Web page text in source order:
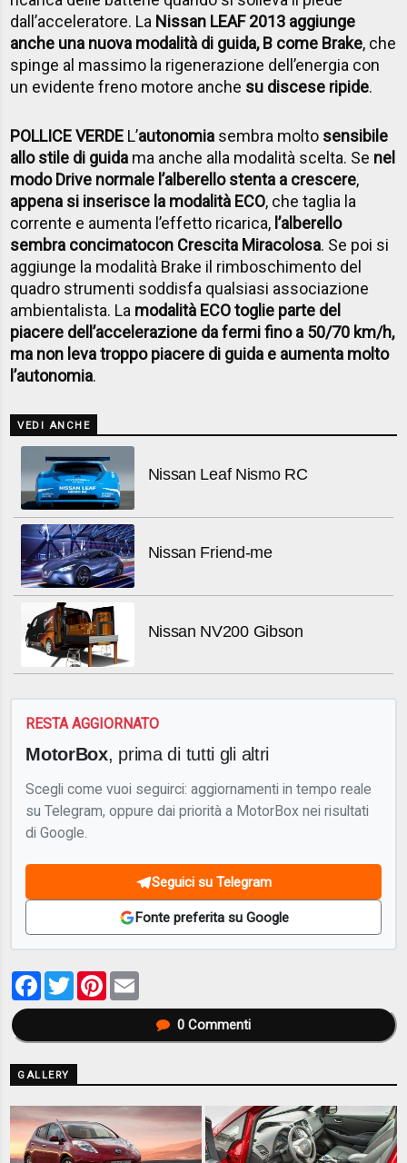
dall’acceleratore. La Nissan LEAF 2013 aggiunge
anche una nuova modalità di guida, B come Brake, che
spinge al massimo la rigenerazione dell’energia con
un evidente freno motore anche su discese ripide.
POLLICE VERDE L’autonomia sembra molto sensibile
allo stile di guida ma anche alla modalità scelta. Se nel
modo Drive normale l’alberello stenta a crescere,
appena si inserisce la modalità ECO, che taglia la
corrente e aumenta l’effetto ricarica, l’alberello
sembra concimatocon Crescita Miracolosa. Se poi si
aggiunge la modalità Brake il rimboschimento del
quadro strumenti soddisfa qualsiasi associazione
ambientalista. La modalità ECO toglie parte del
piacere dell’accelerazione da fermi fino a 50/70 km/h,
ma non leva troppo piacere di guida e aumenta molto
l’autonomia.
VEDI ANCHE
Nissan Leaf Nismo RC
Nissan Friend-me
Nissan NV200 Gibson
RESTA AGGIORNATO
MotorBox, prima di tutti gli altri
Scegli come vuoi seguirci: aggiornamenti in tempo reale
su Telegram, oppure dai priorità a MotorBox nei risultati
di Google.
Seguici su Telegram
Fonte preferita su Google
Facebook
TwitterPinterest
0Commenti
GALLERY